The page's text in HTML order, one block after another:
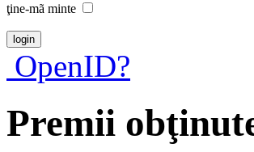
ţine-mã minte
OpenID?
Premii